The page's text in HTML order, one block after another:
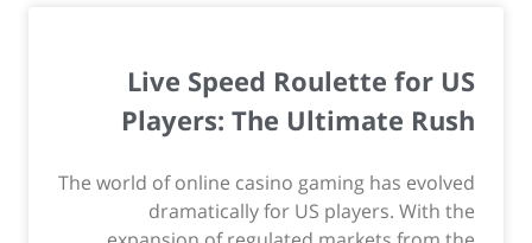
Live Speed Roulette for US
Players: The Ultimate Rush
The world of online casino gaming has evolved
dramatically for US players. With the